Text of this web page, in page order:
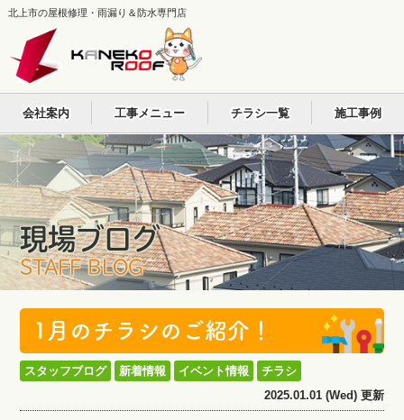
北上市の屋根修理・雨漏り＆防水専門店
会社案内 工事メニュー チラシ一覧 施工事例
現場ブログ
STAFF BLOG
1月のチラシのご紹介！
スタッフブログ 新着情報 イベント情報
チラシ
2025.01.01 (Wed) 更新